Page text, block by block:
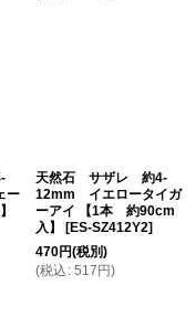
ー
天然石 サザレ 約4-
12mm イエロータイガ
ーアイ 【1本 約90cm
入】
[ES-SZ412Y2]
470円(税別)
(税込 : 517 円)